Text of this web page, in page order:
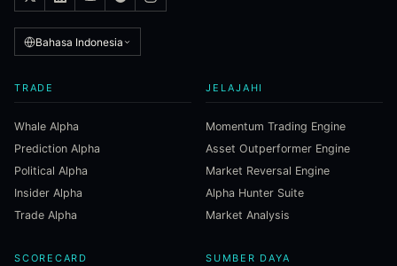
Bahasa Indonesia
TRADE
Whale Alpha
Prediction Alpha
Political Alpha
Insider Alpha
Trade Alpha
JELAJAHI
Momentum Trading Engine
Asset Outperformer Engine
Market Reversal Engine
Alpha Hunter Suite
Market Analysis
SCORECARD SUMBER DAYA